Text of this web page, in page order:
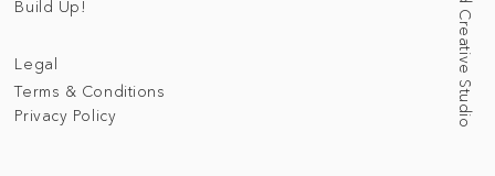
Legal
Terms & Conditions
Privacy Policy
Build Up!